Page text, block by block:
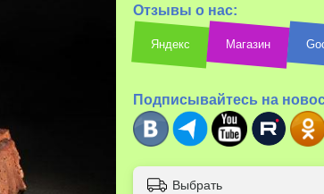
Отзывы о нас:
Яндекс Магазин
Подписывайтесь на
Выбрать